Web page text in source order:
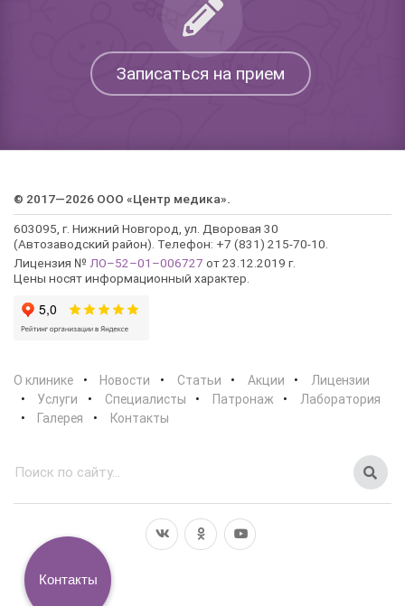
Записаться на прием
© 2017—2026 ООО «Центр медика».
603095, г. Нижний Новгород, ул. Дворовая 30
(Автозаводский район). Телефон: +7 (831) 215-70-10.
Лицензия № ЛО–52–01–006727 от 23.12.2019 г.
Цены носят информационный характер.
О клинике Новости Статьи Акции
Лицензии
Услуги
Специалисты Патронаж
Лаборатория
Галерея
Контакты
Контакты